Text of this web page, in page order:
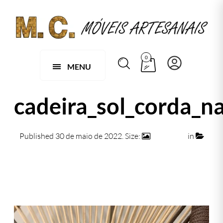
MENU
0
Published 30 de maio de 2022 . Size:
in